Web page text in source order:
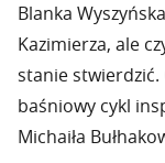
Blanka
Kazimierza, ale
stanie stwierdzić.
baśniowy cykl
Michaiła